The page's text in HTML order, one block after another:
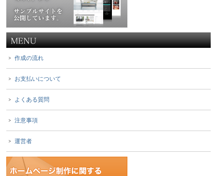
作成の流れ
お支払いについて
よくある質問
注意事項
運営者